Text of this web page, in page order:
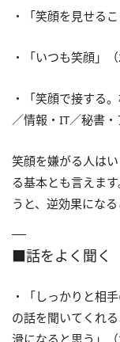
・「笑顔を見せる
・「いつも笑顔」
・「笑顔で接する
／情報・IT／秘書・
笑顔を嫌がる人は
る基本とも言えま
うと、逆効果にな
■話をよく聞く
・「しっかりと相
の話を聞いてくれ
滑になると思う」